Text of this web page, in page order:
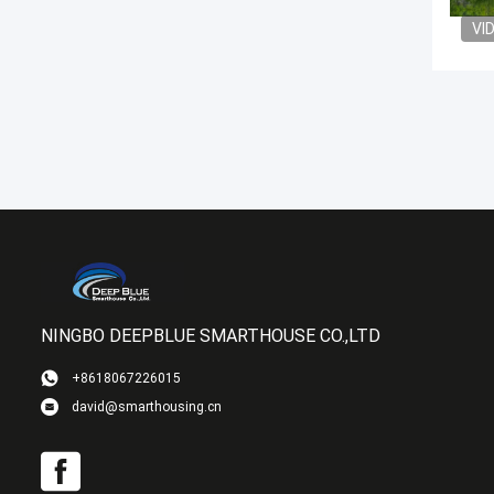
NINGBO DEEPBLUE SMARTHOUSE CO.,LTD
+8618067226015
david@smarthousing.cn